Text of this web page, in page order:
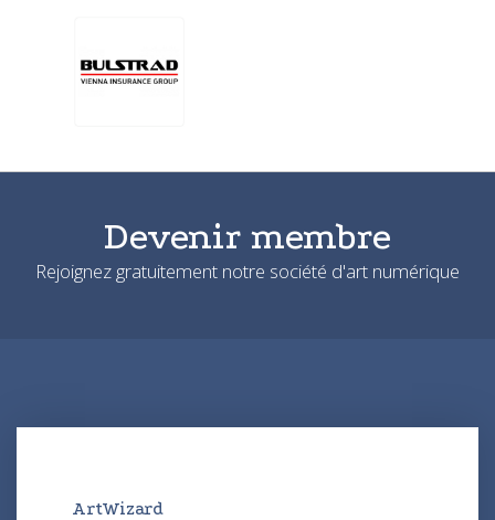
Devenir membre
Rejoignez gratuitement notre société d'art numérique
ArtWizard